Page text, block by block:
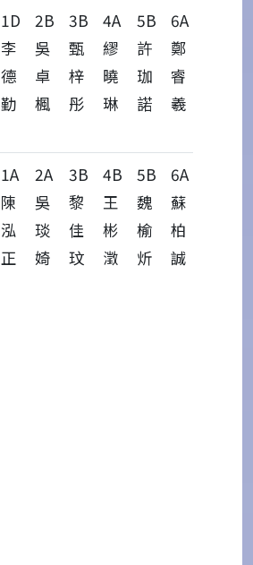
1D
李
德
勤
2B
吳
卓
楓
3B
甄
梓
彤
4A
繆
曉
琳
5B
許
珈
諾
6A
鄭
睿
羲
1A
陳
泓
正
2A
吳
琰
婍
3B
黎
佳
玟
4B
王
彬
澂
5B
魏
榆
炘
6A
蘇
柏
誠